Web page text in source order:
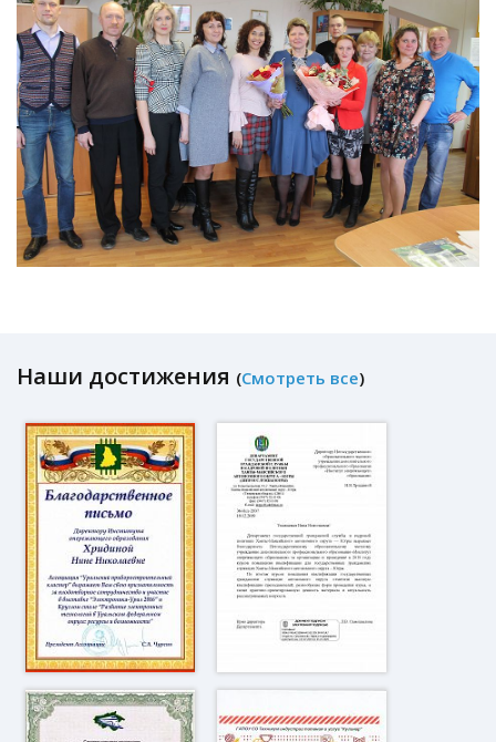
Наши достижения (Смотреть все)